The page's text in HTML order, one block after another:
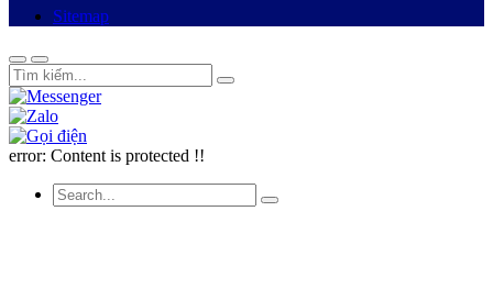
Sitemap
error: Content is protected !!